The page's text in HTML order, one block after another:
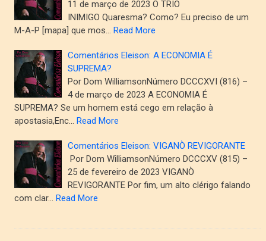
11 de março de 2023 O TRIO
INIMIGO Quaresma? Como? Eu preciso de um
M-A-P [mapa] que mos… Read More
Comentários Eleison: A ECONOMIA É
SUPREMA?
Por Dom WilliamsonNúmero DCCCXVI (816) –
4 de março de 2023 A ECONOMIA É
SUPREMA? Se um homem está cego em relação à
apostasia,Enc… Read More
Comentários Eleison: VIGANÒ REVIGORANTE
Por Dom WilliamsonNúmero DCCCXV (815) –
25 de fevereiro de 2023 VIGANÒ
REVIGORANTE Por fim, um alto clérigo falando
com clar… Read More